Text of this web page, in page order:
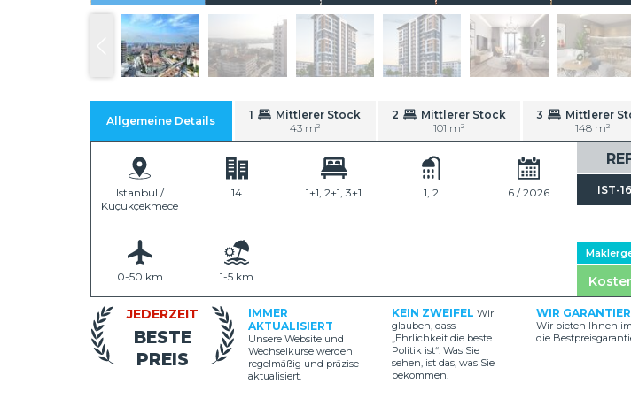
Allgemeine Details 1
Mittlerer Stock
43 m²
2
Mittlerer Stock
101 m²
3
Mittlerer
148 m²
IST-
Istanbul /
Küçükçekmece
14 1+1, 2+1, 3+1 1, 2 6 / 2026
0-50 km 1-5 km
JEDERZEIT
BESTE
PREIS
IMMER
AKTUALISIERT
Unsere Website und
Wechselkurse werden
regelmäßig und präzise
aktualisiert.
KEIN ZWEIFEL Wir
glauben, dass
„Ehrlichkeit die beste
Politik ist“. Was Sie
sehen, ist das, was Sie
bekommen.
WIR
Wir bieten Ihnen
die